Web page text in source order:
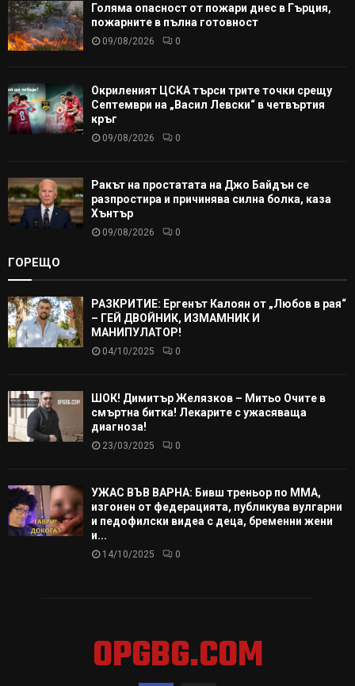
Голяма опасност от пожари днес в Гърция,
пожарните в пълна готовност
09/08/2026 0
Окриленият ЦСКА търси трите точки срещу
Септември на „Васил Левски“ в четвъртия
кръг
09/08/2026 0
Ракът на простатата на Джо Байдън се
разпростира и причинява силна болка, каза
Хънтър
09/08/2026 0
ГОРЕЩО
РАЗКРИТИЕ: Ергенът Калоян от „Любов в рая“
– ГЕЙ ДВОЙНИК, ИЗМАМНИК И
МАНИПУЛАТОР!
04/10/2025 0
ШОК! Димитър Желязков – Митьо Очите в
смъртна битка! Лекарите с ужасяваща
диагноза!
23/03/2025 0
УЖАС ВЪВ ВАРНА: Бивш треньор по ММА,
изгонен от федерацията, публикува вулгарни
и педофилски видеа с деца, бременни жени
и...
14/10/2025 0
OPGBG.COM